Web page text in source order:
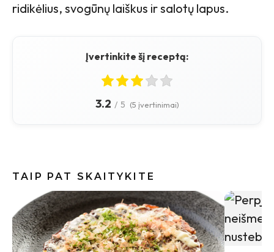
ridikėlius, svogūnų laiškus ir salotų lapus.
Įvertinkite šį receptą:
3.2 / 5 (5 įvertinimai)
TAIP PAT SKAITYKITE
Vilniaus
Sonata